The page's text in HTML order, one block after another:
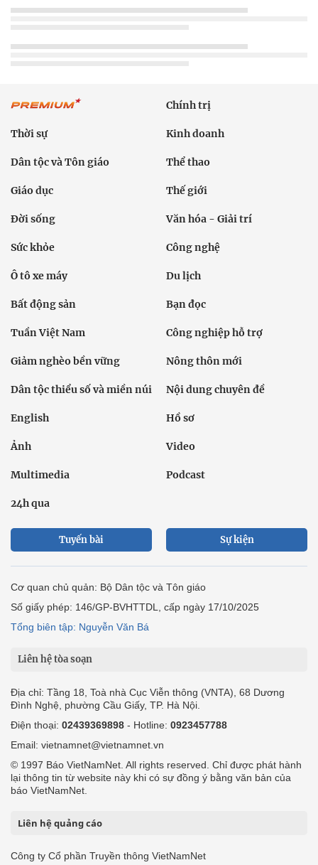
Chính trị
Thời sự Kinh doanh
Dân tộc và Tôn giáo Thể thao
Giáo dục Thế giới
Đời sống Văn hóa - Giải trí
Sức khỏe Công nghệ
Ô tô xe máy Du lịch
Bất động sản Bạn đọc
Tuần Việt Nam Công nghiệp hỗ trợ
Giảm nghèo bền vững Nông thôn mới
Dân tộc thiểu số và miền núi Nội dung chuyên đề
English Hồ sơ
Ảnh Video
Multimedia Podcast
24h qua
Tuyến bài Sự kiện
Cơ quan chủ quản: Bộ Dân tộc và Tôn giáo
Số giấy phép: 146/GP-BVHTTDL, cấp ngày 17/10/2025
Tổng biên tập: Nguyễn Văn Bá
Liên hệ tòa soạn
Địa chỉ: Tầng 18, Toà nhà Cục Viễn thông (VNTA), 68 Dương
Đình Nghệ, phường Cầu Giấy, TP. Hà Nội.
Điện thoại: 02439369898 - Hotline: 0923457788
Email: vietnamnet@vietnamnet.vn
© 1997 Báo VietNamNet. All rights reserved. Chỉ được phát hành
lại thông tin từ website này khi có sự đồng ý bằng văn bản của
báo VietNamNet.
Liên hệ quảng cáo
Công ty Cổ phần Truyền thông VietNamNet